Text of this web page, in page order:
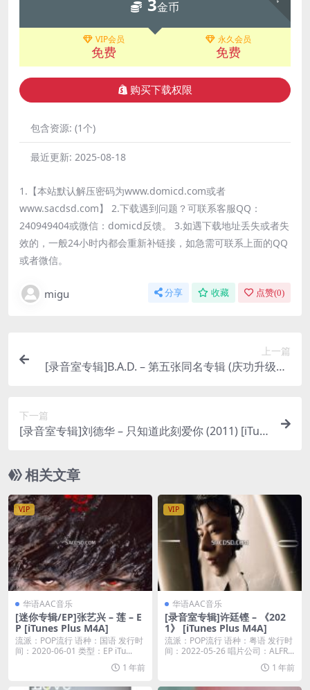
金币
VIP会员
免费
永久会员
免费
购买下载权限
包含资源: (1个)
最近更新: 2025-08-18
1.【本站默认解压密码为www.domicd.com或者
www.sacdsd.com】 2.下载遇到问题？可联系客服QQ：
240949404或微信：domicd反馈。 3.如遇下载地址丢失或者失
效的，一般24小时内都会重新补链接，如急需可联系上面的QQ
或者微信。
migu 分享 收藏 点赞(0)
上一篇
[录音室专辑]B.A.D. – 第五张同名专辑 (庆功升级版)
下一篇
[录音室专辑]刘德华 – 只知道此刻爱你 (2011) [iTun
相关文章
VIP
华语AAC音乐
[迷你专辑/EP]张艺兴 – 莲 – E
P [iTunes Plus M4A]
流派：POP流行 语种：国语 发行时
间：2020-06-01 类型：EP iTu...
1 年前
VIP
华语AAC音乐
[录音室专辑]许廷铿 – 《202
1》 [iTunes Plus M4A]
流派：POP流行 语种：粤语 发行时
间：2022-05-26 唱片公司：ALFR...
1 年前